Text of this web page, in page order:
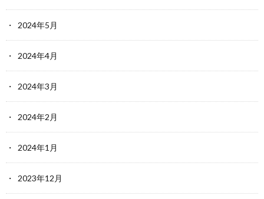
2024年5月
2024年4月
2024年3月
2024年2月
2024年1月
2023年12月